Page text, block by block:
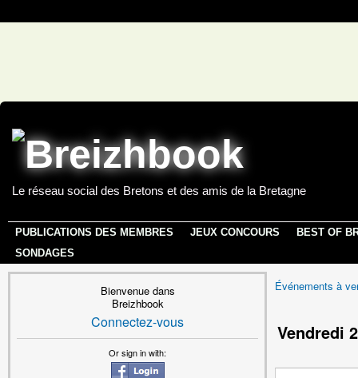
Le réseau social des Bretons et des amis de la Bretagne
PUBLICATIONS DES MEMBRES JEUX CONCOURS
BEST OF
SONDAGES
Bienvenue dans
Breizhbook
Connectez-vous
Or sign in with:
Événements à
Vendredi